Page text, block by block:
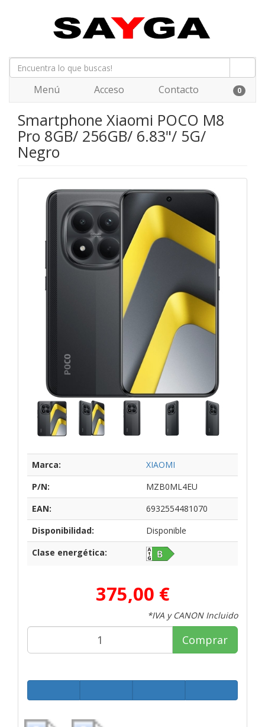
Menú Acceso Contacto 0
Smartphone Xiaomi POCO M8
Pro 8GB/ 256GB/ 6.83"/ 5G/
Negro
Marca:
XIAOMI
P/N:
MZB0ML4EU
EAN:
6932554481070
Disponibilidad:
Disponible
Clase energética:
375,00 €
*IVA y CANON Incluido
Comprar